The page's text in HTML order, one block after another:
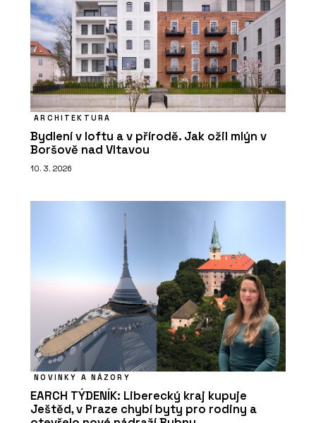
ARCHITEKTURA
Bydlení v loftu a v přírodě. Jak ožil mlýn v
Boršově nad Vltavou
10. 3. 2026
NOVINKY A NÁZORY
EARCH TÝDENÍK: Liberecký kraj kupuje
Ještěd, v Praze chybí byty pro rodiny a